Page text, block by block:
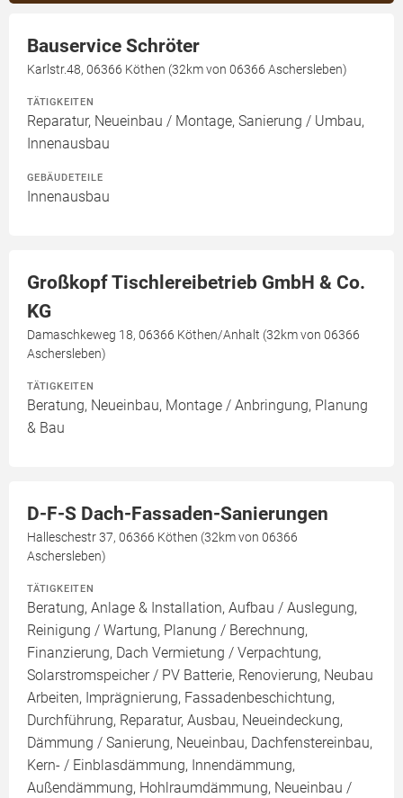
Bauservice Schröter
Karlstr.48, 06366 Köthen (32km von 06366 Aschersleben)
TÄTIGKEITEN
Reparatur, Neueinbau / Montage, Sanierung / Umbau,
Innenausbau
GEBÄUDETEILE
Innenausbau
Großkopf Tischlereibetrieb GmbH & Co.
KG
Damaschkeweg 18, 06366 Köthen/Anhalt (32km von 06366
Aschersleben)
TÄTIGKEITEN
Beratung, Neueinbau, Montage / Anbringung, Planung
& Bau
D-F-S Dach-Fassaden-Sanierungen
Halleschestr 37, 06366 Köthen (32km von 06366
Aschersleben)
TÄTIGKEITEN
Beratung, Anlage & Installation, Aufbau / Auslegung,
Reinigung / Wartung, Planung / Berechnung,
Finanzierung, Dach Vermietung / Verpachtung,
Solarstromspeicher / PV Batterie, Renovierung, Neubau
Arbeiten, Imprägnierung, Fassadenbeschichtung,
Durchführung, Reparatur, Ausbau, Neueindeckung,
Dämmung / Sanierung, Neueinbau, Dachfenstereinbau,
Kern- / Einblasdämmung, Innendämmung,
Außendämmung, Hohlraumdämmung, Neueinbau /